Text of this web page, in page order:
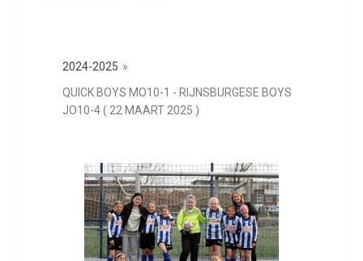
2024-2025 »
QUICK BOYS MO10-1 - RIJNSBURGESE BOYS
JO10-4 ( 22 MAART 2025 )